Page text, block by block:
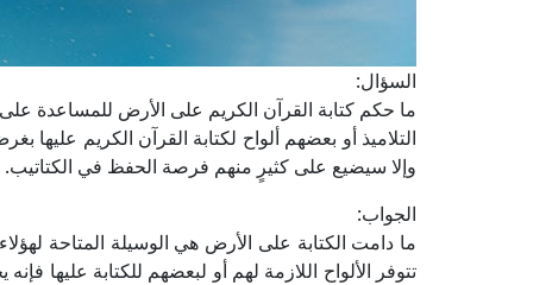
السؤال:
ما حكم كتابة القرآن الكريم على الأرض للمساعدة
التلاميذ أو بعضهم ألواح لكتابة القرآن الكريم
وإلا سيضيع على كثيرٍ منهم فرصة الحفظ في
الجواب:
ما دامت الكتابة على الأرض هي الوسيلة المتاحة
تتوفر الألواح اللازمة لهم أو لبعضهم للكتابة عليها